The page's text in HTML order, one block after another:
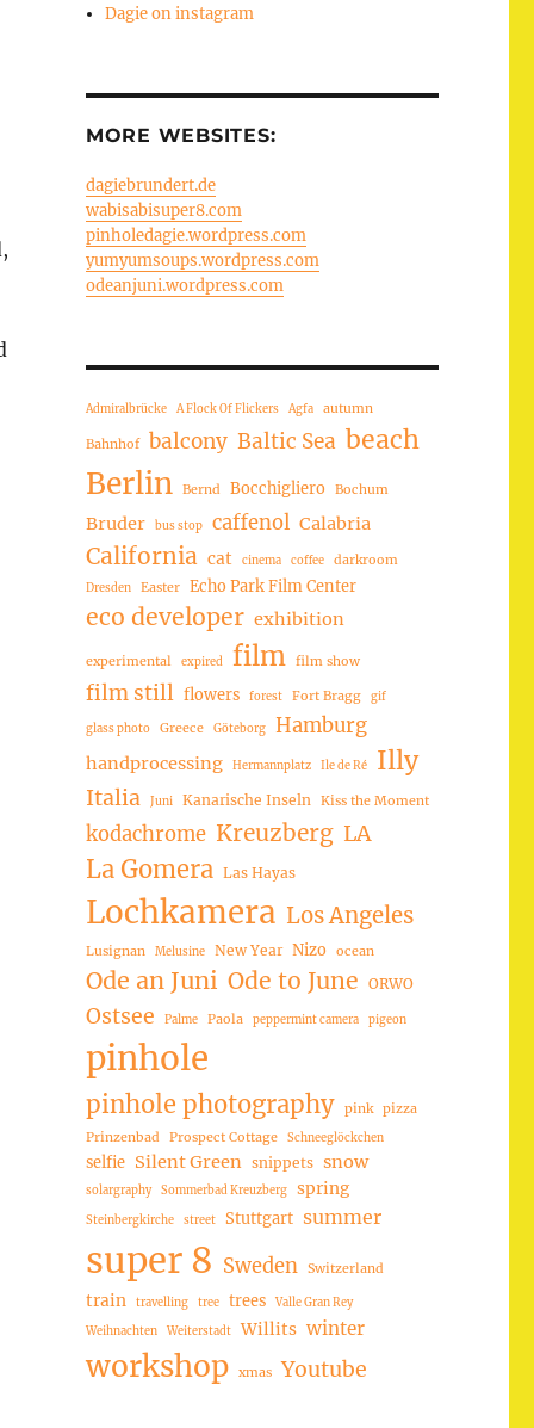
Dagie on instagram
MORE WEBSITES:
dagiebrundert.de
wabisabisuper8.com
pinholedagie.wordpress.com
yumyumsoups.wordpress.com
odeanjuni.wordpress.com
Admiralbrücke A Flock Of Flickers Agfa autumn
Bahnhof balcony Baltic Sea beach
Berlin Bernd Bocchigliero Bochum
Bruder bus stop caffenol Calabria
California cat cinema coffee darkroom
Dresden Easter Echo Park Film Center
eco developer exhibition
experimental expired film film show
film still flowers forest Fort Bragg gif
glass photo Greece Göteborg Hamburg
handprocessing Hermannplatz Ile de Ré Illy
Italia Juni Kanarische Inseln Kiss the Moment
kodachrome Kreuzberg LA
La Gomera Las Hayas
Lochkamera Los Angeles
Lusignan Melusine New Year Nizo ocean
Ode an Juni Ode to June ORWO
Ostsee Palme Paola peppermint camera pigeon
pinhole
pinhole photography pink pizza
Prinzenbad
Prospect Cottage Schneeglöckchen
selfie Silent Green snippets snow
solargraphy Sommerbad Kreuzberg spring
Steinbergkirche street Stuttgart summer
super 8 Sweden Switzerland
train travelling tree trees
Valle Gran Rey
Weihnachten
Weiterstadt Willits winter
workshop xmas Youtube